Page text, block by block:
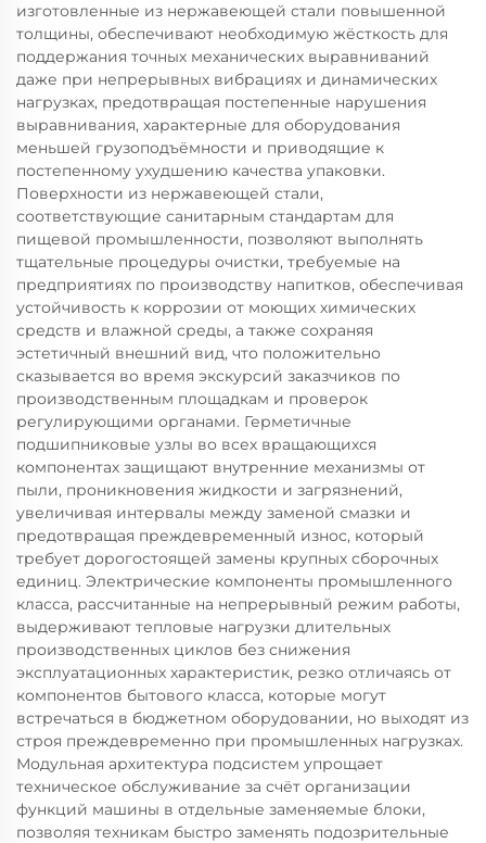
изготовленные из нержавеющей стали повышенной
толщины, обеспечивают необходимую жёсткость для
поддержания точных механических выравниваний
даже при непрерывных вибрациях и динамических
нагрузках, предотвращая постепенные нарушения
выравнивания, характерные для оборудования
меньшей грузоподъёмности и приводящие к
постепенному ухудшению качества упаковки.
Поверхности из нержавеющей стали,
соответствующие санитарным стандартам для
пищевой промышленности, позволяют выполнять
тщательные процедуры очистки, требуемые на
предприятиях по производству напитков, обеспечивая
устойчивость к коррозии от моющих химических
средств и влажной среды, а также сохраняя
эстетичный внешний вид, что положительно
сказывается во время экскурсий заказчиков по
производственным площадкам и проверок
регулирующими органами. Герметичные
подшипниковые узлы во всех вращающихся
компонентах защищают внутренние механизмы от
пыли, проникновения жидкости и загрязнений,
увеличивая интервалы между заменой смазки и
предотвращая преждевременный износ, который
требует дорогостоящей замены крупных сборочных
единиц. Электрические компоненты промышленного
класса, рассчитанные на непрерывный режим работы,
выдерживают тепловые нагрузки длительных
производственных циклов без снижения
эксплуатационных характеристик, резко отличаясь от
компонентов бытового класса, которые могут
встречаться в бюджетном оборудовании, но выходят из
строя преждевременно при промышленных нагрузках.
Модульная архитектура подсистем упрощает
техническое обслуживание за счёт организации
функций машины в отдельные заменяемые блоки,
позволяя техникам быстро заменять подозрительные